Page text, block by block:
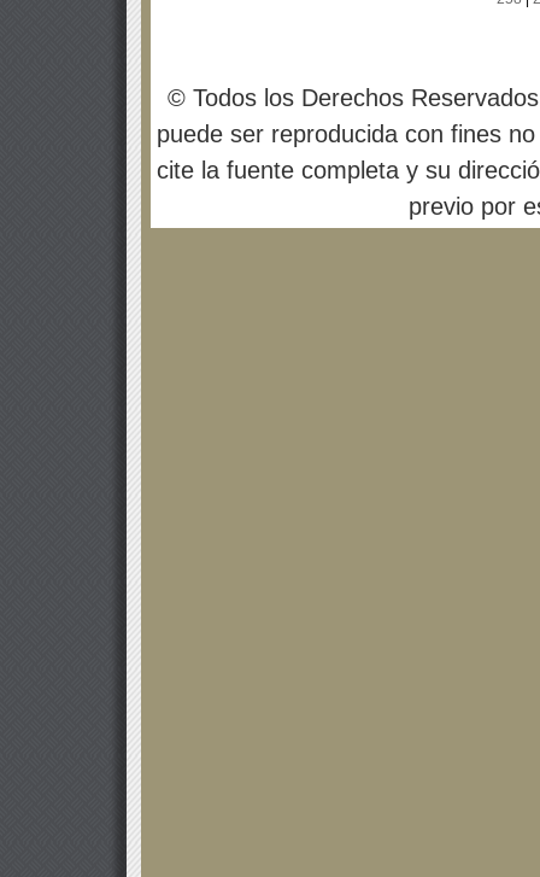
© Todos los Derechos
puede ser reproducida con fines
cite la fuente completa y su
previo por